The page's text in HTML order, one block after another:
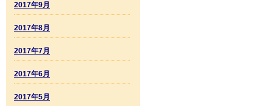
2017年9月
2017年8月
2017年7月
2017年6月
2017年5月